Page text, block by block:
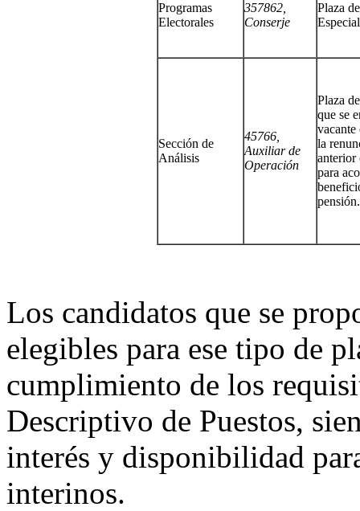
Programas
Electorales
357862,
Conserje
Plaza
Sección de
Análisis
45766,
Auxiliar de
Operación
Plaza
que se
vacante
la
anterior
para
pensión.
Los candidatos que se
elegibles para ese tipo de
cumplimiento de los
Descriptivo de Puestos,
interés y disponibilidad
interinos.